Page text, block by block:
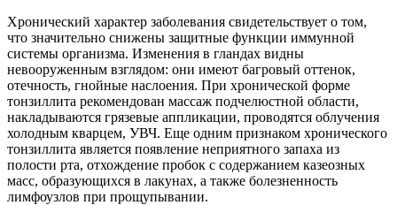
Хронический характер заболевания свидетельствует о том,
что значительно снижены защитные функции иммунной
системы организма. Изменения в гландах видны
невооруженным взглядом: они имеют багровый оттенок,
отечность, гнойные наслоения. При хронической форме
тонзиллита рекомендован массаж подчелюстной области,
накладываются грязевые аппликации, проводятся облучения
холодным кварцем, УВЧ. Еще одним признаком хронического
тонзиллита является появление неприятного запаха из
полости рта, отхождение пробок с содержанием казеозных
масс, образующихся в лакунах, а также болезненность
лимфоузлов при прощупывании.